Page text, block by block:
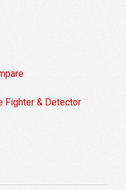
Fighter & Detector